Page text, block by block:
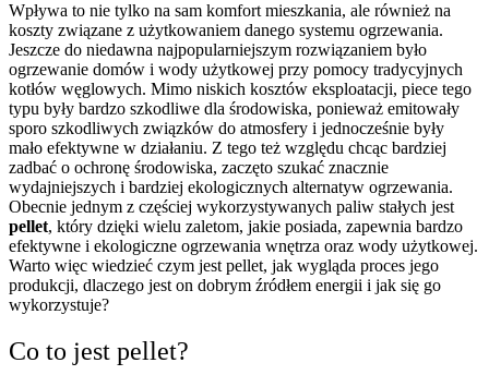
Wpływa to nie tylko na sam komfort mieszkania, ale również na
koszty związane z użytkowaniem danego systemu ogrzewania.
Jeszcze do niedawna najpopularniejszym rozwiązaniem było
ogrzewanie domów i wody użytkowej przy pomocy tradycyjnych
kotłów węglowych. Mimo niskich kosztów eksploatacji, piece tego
typu były bardzo szkodliwe dla środowiska, ponieważ emitowały
sporo szkodliwych związków do atmosfery i jednocześnie były
mało efektywne w działaniu. Z tego też względu chcąc bardziej
zadbać o ochronę środowiska, zaczęto szukać znacznie
wydajniejszych i bardziej ekologicznych alternatyw ogrzewania.
Obecnie jednym z częściej wykorzystywanych paliw stałych jest
pellet, który dzięki wielu zaletom, jakie posiada, zapewnia bardzo
efektywne i ekologiczne ogrzewania wnętrza oraz wody użytkowej.
Warto więc wiedzieć czym jest pellet, jak wygląda proces jego
produkcji, dlaczego jest on dobrym źródłem energii i jak się go
wykorzystuje?
Co to jest pellet?